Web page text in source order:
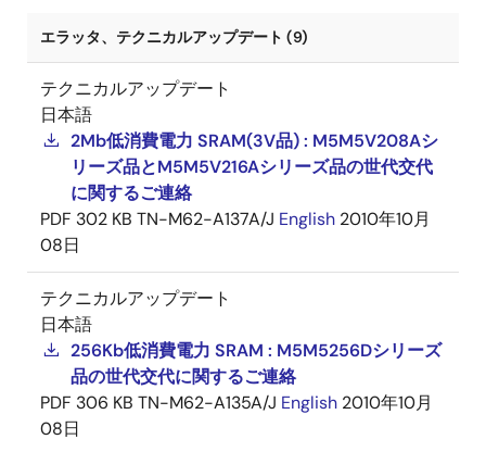
エラッタ、テクニカルアップデート (9)
テクニカルアップデート
日本語
2Mb低消費電力 SRAM(3V品) : M5M5V208Aシ
リーズ品とM5M5V216Aシリーズ品の世代交代
に関するご連絡
PDF 302 KB TN-M62-A137A/J English 2010年10月
08日
テクニカルアップデート
日本語
256Kb低消費電力 SRAM : M5M5256Dシリーズ
品の世代交代に関するご連絡
PDF 306 KB TN-M62-A135A/J English 2010年10月
08日